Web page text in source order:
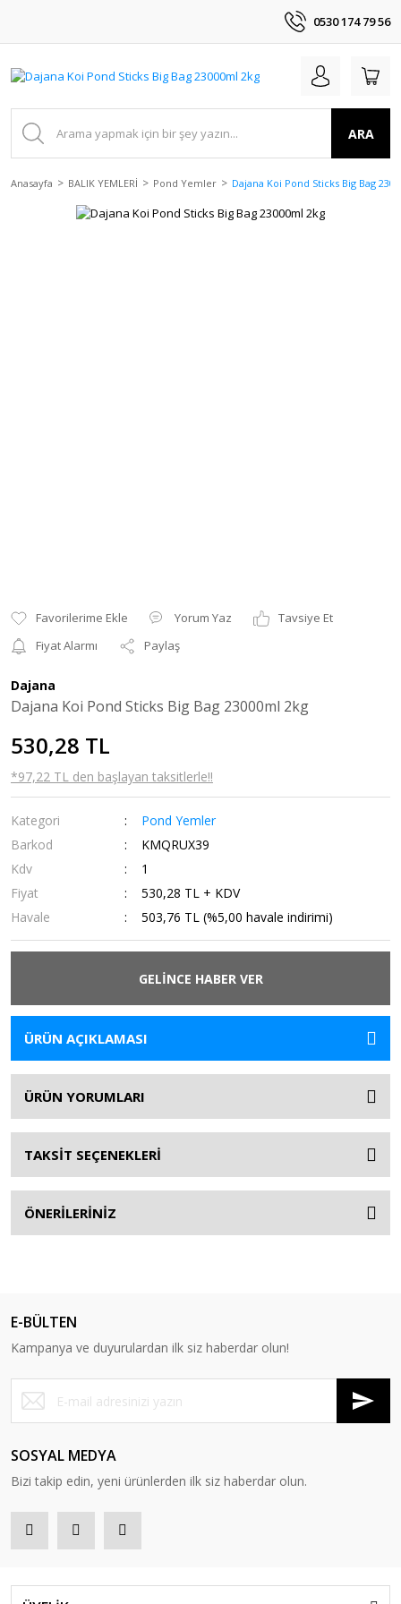
0530 174 79 56
ARA
Anasayfa BALIK YEMLERİ Pond Yemler Dajana Koi Pond Sticks Big Bag
Yorum Yaz
Tavsiye Et
Fiyat Alarmı
Paylaş
Dajana
Dajana Koi Pond Sticks Big Bag 23000ml 2kg
530,28 TL
*97,22 TL den başlayan taksitlerle!!
Kategori
Pond Yemler
Barkod
KMQRUX39
Kdv
1
Fiyat
530,28 TL + KDV
Havale
503,76 TL (%5,00 havale indirimi)
GELİNCE HABER VER
ÜRÜN AÇIKLAMASI
ÜRÜN YORUMLARI
TAKSİT SEÇENEKLERİ
ÖNERİLERİNİZ
E-BÜLTEN
Kampanya ve duyurulardan ilk siz haberdar olun!
SOSYAL MEDYA
Bizi takip edin, yeni ürünlerden ilk siz haberdar olun.